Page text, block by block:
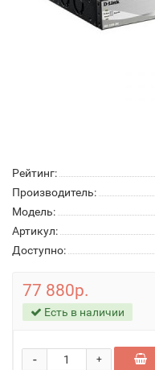
Рейтинг:
Производитель:
Модель:
Артикул:
Доступно:
77 880р.
Есть в наличии
+
-